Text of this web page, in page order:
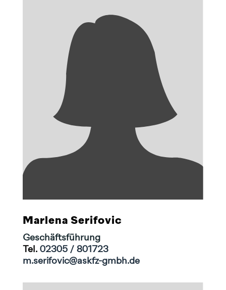
Marlena Serifovic
Geschäftsführung
Tel. 02305 / 801723
m.serifovic@askfz-gmbh.de